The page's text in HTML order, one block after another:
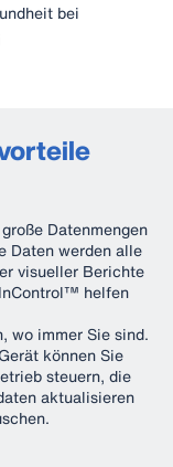
bei
Datenmengen
Daten werden alle
visueller Berichte
helfen
wo immer Sie sind.
können Sie
steuern, die
aktualisieren